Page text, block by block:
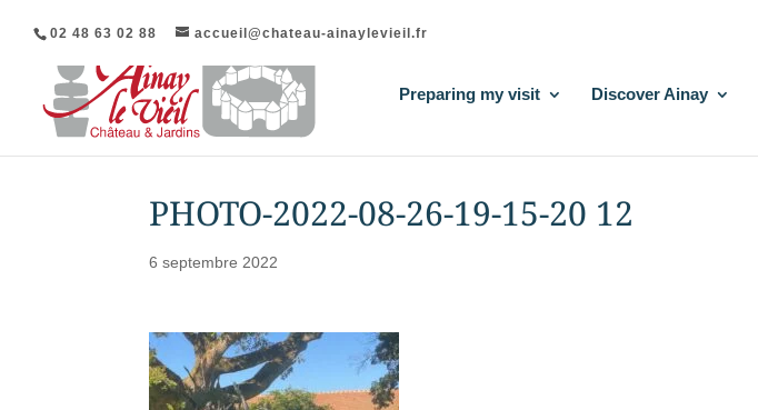
02 48 63 02 88 accueil@chateau-ainaylevieil.fr
Preparing my visit Discover Ainay
PHOTO-2022-08-26-19-15-20 12
6 septembre 2022